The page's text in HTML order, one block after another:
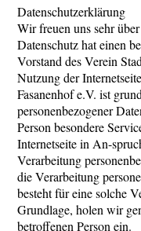
Datenschutzerklärung
Wir freuen uns sehr
Datenschutz hat einen
Vorstand des Verein
Nutzung der
Fasanenhof e.V. ist
personenbezogener
Person besondere
Internetseite in An-
Verarbeitung
die Verarbeitung
besteht für eine solche
Grundlage, holen wir
betroffenen Person ein.